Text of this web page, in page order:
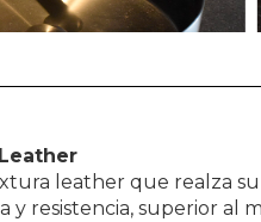
leather que realza
y resistencia, superior al